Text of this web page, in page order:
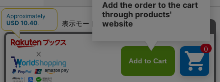
表示モード モバイル
企業情報 個人情報保護方針